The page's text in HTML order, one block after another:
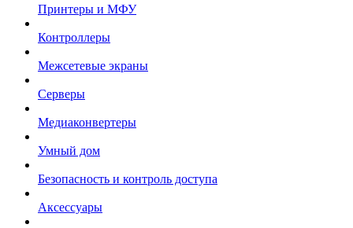
Принтеры и МФУ
Контроллеры
Межсетевые экраны
Серверы
Медиаконвертеры
Умный дом
Безопасность и контроль доступа
Аксессуары